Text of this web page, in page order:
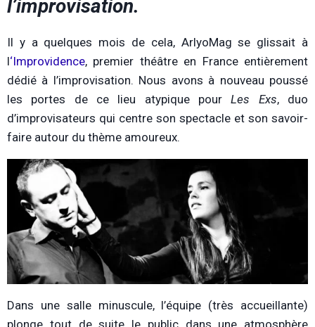
l’improvisation.
Il y a quelques mois de cela, ArlyoMag se glissait à
l‘Improvidence, premier théâtre en France entièrement
dédié à l’improvisation. Nous avons à nouveau poussé
les portes de ce lieu atypique pourLes Exs, duo
d’improvisateurs qui centre son spectacle et son savoir-
faire autour du thème amoureux.
Dans une salle minuscule, l’équipe (très accueillante)
plonge tout de suite le public dans une atmosphère